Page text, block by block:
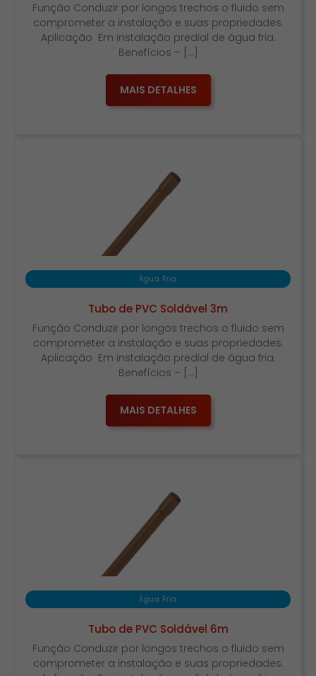
Função Conduzir por longos trechos o fluido sem
comprometer a instalação e suas propriedades.
Aplicação Em instalação predial de água fria.
Benefícios – […]
MAIS DETALHES
Água Fria
Tubo de PVC Soldável 3m
Função Conduzir por longos trechos o fluido sem
comprometer a instalação e suas propriedades.
Aplicação Em instalação predial de água fria.
Benefícios – […]
MAIS DETALHES
Água Fria
Tubo de PVC Soldável 6m
Função Conduzir por longos trechos o fluido sem
comprometer a instalação e suas propriedades.